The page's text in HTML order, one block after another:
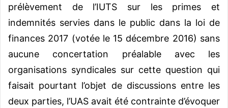
prélèvement de l’IUTS sur les primes et
indemnités servies dans le public dans la loi de
finances 2017 (votée le 15 décembre 2016) sans
aucune concertation préalable avec les
organisations syndicales sur cette question qui
faisait pourtant l’objet de discussions entre les
deux parties, l’UAS avait été contrainte d’évoquer